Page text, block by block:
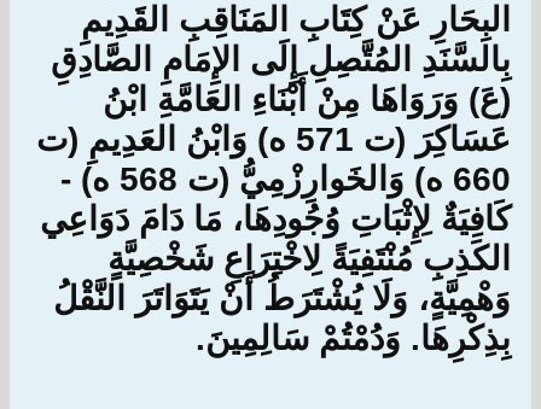
البِحَارِ عَنْ كِتَابِ المَنَاقِبِ القَدِيمِ
بِالسَّنَدِ المُتَّصِلِ إِلَى الإِمَامِ الصَّادِقِ
(عَ) وَرَوَاهَا مِنْ أَبْنَاءِ العَامَّةِ ابْنُ
عَسَاكِرَ (ت 571 ه) وَابْنُ العَدِيمِ (ت
660 ه) وَالخَوارِزْمِيُّ (ت 568 ه) -
كَافِيَةٌ لِإِثْبَاتِ وُجُودِهَا، مَا دَامَ دَوَاعِي
الكَذِبِ مُنْتَفِيَةً لِاخْتِرَاعِ شَخْصِيَّةٍ
وَهْمِيَّةٍ، وَلَا يُشْتَرَطُ أَنْ يَتَوَاتَرَ النَّقْلُ
بِذِكْرِهَا. وَدُمْتُمْ سَالِمِينَ.